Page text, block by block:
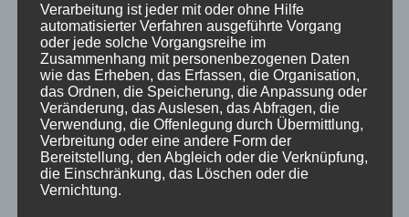
Wintersport
Bei uns…
Verarbeitung ist jeder mit oder ohne Hilfe
automatisierter Verfahren ausgeführte Vorgang
oder jede solche Vorgangsreihe im
Zusammenhang mit personenbezogenen Daten
wie das Erheben, das Erfassen, die Organisation,
das Ordnen, die Speicherung, die Anpassung oder
Veränderung, das Auslesen, das Abfragen, die
Verwendung, die Offenlegung durch Übermittlung,
Verbreitung oder eine andere Form der
Bereitstellung, den Abgleich oder die Verknüpfung,
die Einschränkung, das Löschen oder die
Vernichtung.